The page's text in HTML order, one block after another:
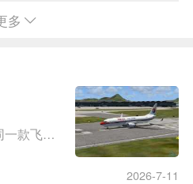
旦发现会被封掉ID、且无任何警告
- A320 Family Immersion特效包
装连飞软件！
的一点小体验
多
这是连续进入两次飞行用同一款飞机，外部视角第一次正常，第二次一开始就被放大这么多
2026-7-11